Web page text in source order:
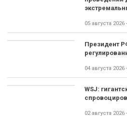
05 августа 2026
Президент
04 августа 2026
WSJ:
02 августа 2026